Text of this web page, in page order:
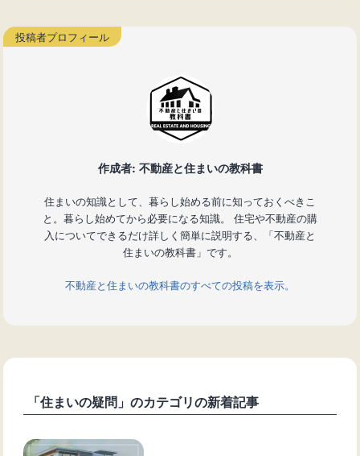
作成者: 不動産と住まいの教科書
住まいの知識として、暮らし始める前に知っておくべきこ
と。暮らし始めてから必要になる知識。 住宅や不動産の購
入についてできるだけ詳しく簡単に説明する、「不動産と
住まいの教科書」です。
不動産と住まいの教科書のすべての投稿を表示。
「住まいの疑問」のカテゴリの新着記事